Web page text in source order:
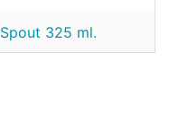
325 ml.